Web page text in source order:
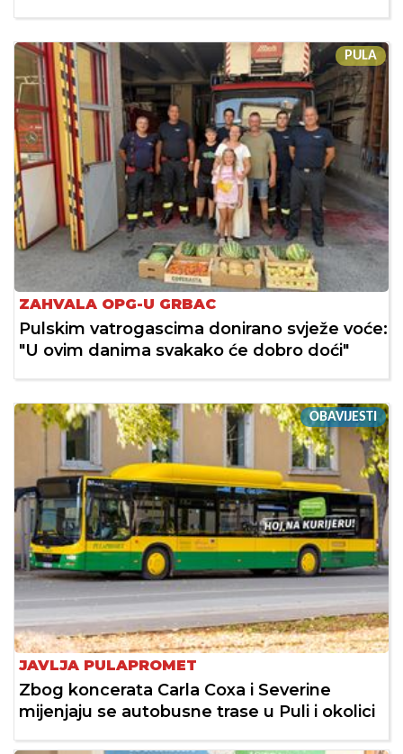
PULA
ZAHVALA OPG-U GRBAC
Pulskim vatrogascima donirano svježe voće:
"U ovim danima svakako će dobro doći"
OBAVIJESTI
JAVLJA PULAPROMET
Zbog koncerata Carla Coxa i Severine
mijenjaju se autobusne trase u Puli i okolici